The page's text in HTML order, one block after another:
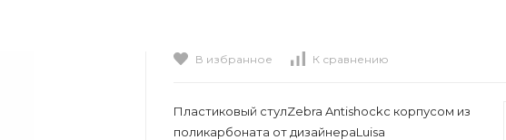
В избранное К сравнению
Пластиковый стулZebra Antishockс корпусом из
поликарбоната от дизайнераLuisa